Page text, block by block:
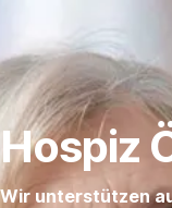
überspringen
Hospiz
Wir unterstützen